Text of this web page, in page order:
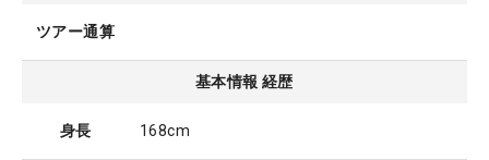
ツアー通算
基本情報 経歴
身長 168cm